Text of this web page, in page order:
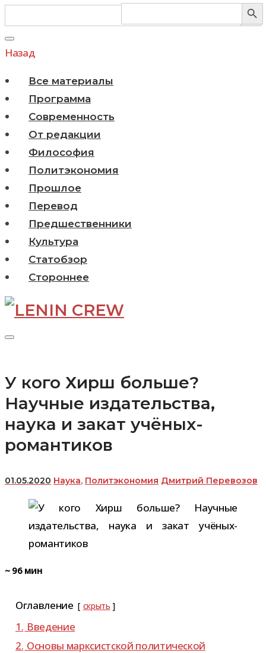
Search Search
Search Search
Перейти
к
Назад
Все материалы
Программа
Современность
От редакции
Философия
Политэкономия
Прошлое
Перевод
Предшественники
Культура
Статобзор
Стороннее
У кого Хирш больше?
Научные издательства,
наука и закат учёных-
романтиков
01.05.2020 Наука, Политэкономия Дмитрий Перевозов
~ 96 мин
Оглавление скрыть
1. Введение
2. Основы марк­сист­ской поли­ти­че­ской